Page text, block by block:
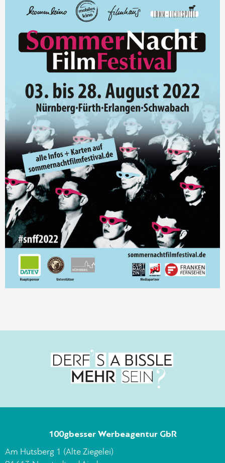
100gbesser Werbeagentur GbR
Am Hutsberg 1 (Alte Ziegelei)